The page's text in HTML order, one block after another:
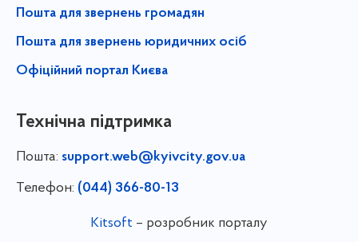
Пошта для звернень громадян
Пошта для звернень юридичних осіб
Офіційний портал Києва
Технічна підтримка
Пошта: support.web@kyivcity.gov.ua
Телефон: (044) 366-80-13
Kitsoft – розробник порталу